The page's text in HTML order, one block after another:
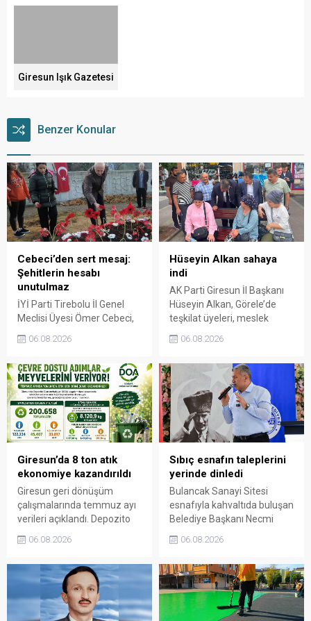
Giresun Işık Gazetesi
Benzer Konular
Cebeci’den sert mesaj:
Şehitlerin hesabı
unutulmaz
İYİ Parti Tirebolu İl Genel
Meclisi Üyesi Ömer Cebeci,
Cemiyeti’nin Milli Mücadele
çekti. Cebeci, Giresun’un
bağımsızlık mücadelesinde
üstlendiği tarihi
sorumluluğun gelecek
nesillere doğru anlatılması
gerektiğini söyledi.
06.08.2026
Hüseyin Alkan sahaya
indi
AK Parti Giresun İl Başkanı
Hüseyin Alkan, Görele’de
teşkilat üyeleri, meslek
gelerek talep ve beklentileri
06.08.2026
Giresun’da 8 ton atık
ekonomiye kazandırıldı
Giresun geri dönüşüm
çalışmalarında temmuz ayı
verileri açıklandı. Depozito
uygulamasına destek veren
ambalajın çöpe gitmesini
06.08.2026
Sıbıç esnafın taleplerini
yerinde dinledi
Bulancak Sanayi Sitesi
esnafıyla kahvaltıda buluşan
Belediye Başkanı Necmi
planlanan çalışmaları
da yaşadığı sorunları ve
beklentilerini doğrudan
Başkan Sıbıç’a aktardı.
06.08.2026